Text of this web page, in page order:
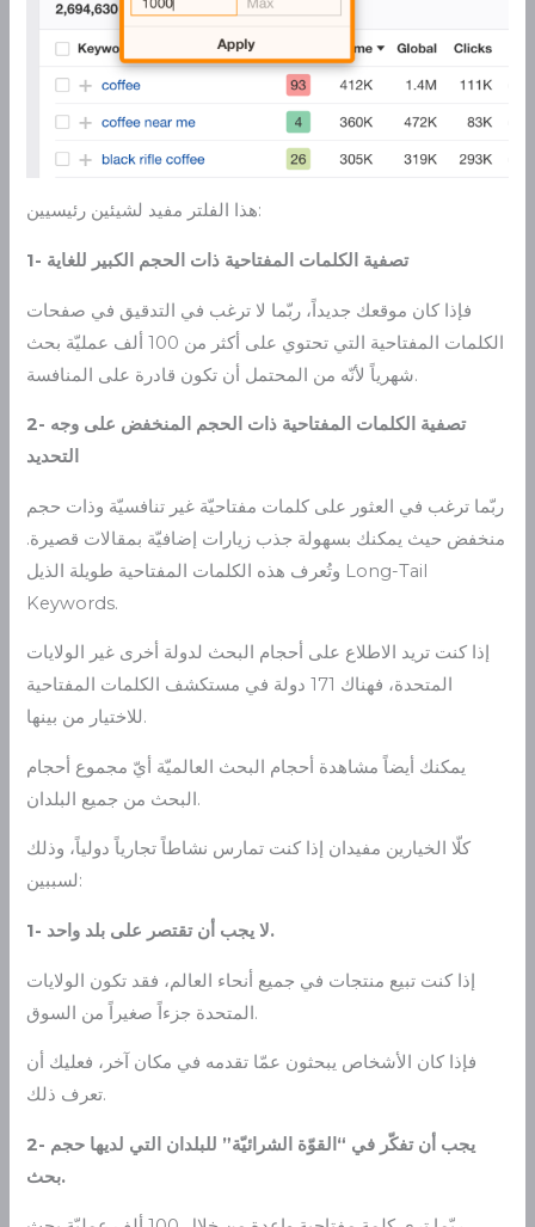
هذا الفلتر مفيد لشيئين رئيسيين:
1- تصفية الكلمات المفتاحية ذات الحجم الكبير للغاية
فإذا كان موقعك جديداً، ربّما لا ترغب في التدقيق في صفحات
الكلمات المفتاحية التي تحتوي على أكثر من 100 ألف عمليّة بحث
شهرياً لأنّه من المحتمل أن تكون قادرة على المنافسة.
2- تصفية الكلمات المفتاحية ذات الحجم المنخفض على وجه
التحديد
ربّما ترغب في العثور على كلمات مفتاحيّة غير تنافسيّة وذات حجم
منخفض حيث يمكنك بسهولة جذب زيارات إضافيّة بمقالات قصيرة.
وتُعرف هذه الكلمات المفتاحية طويلة الذيل Long-Tail
Keywords.
إذا كنت تريد الاطلاع على أحجام البحث لدولة أخرى غير الولايات
المتحدة، فهناك 171 دولة في مستكشف الكلمات المفتاحية
للاختيار من بينها.
يمكنك أيضاً مشاهدة أحجام البحث العالميّة أيّ مجموع أحجام
البحث من جميع البلدان.
كلّا الخيارين مفيدان إذا كنت تمارس نشاطاً تجارياً دولياً، وذلك
لسببين:
1- لا يجب أن تقتصر على بلد واحد.
إذا كنت تبيع منتجات في جميع أنحاء العالم، فقد تكون الولايات
المتحدة جزءاً صغيراً من السوق.
فإذا كان الأشخاص يبحثون عمّا تقدمه في مكان آخر، فعليك أن
تعرف ذلك.
2- يجب أن تفكّر في “القوّة الشرائيّة” للبلدان التي لديها حجم
بحث.